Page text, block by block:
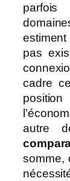
pas
cadre
autre
somme,